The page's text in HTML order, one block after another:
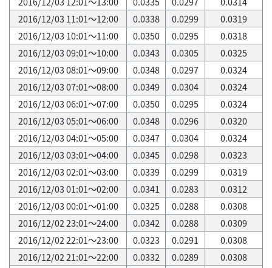
2016/12/03 11:01～12:00
0.0338 0.0299
0.0319
2016/12/03 10:01～11:00
0.0350 0.0295
0.0318
2016/12/03 09:01～10:00
0.0343 0.0305
0.0325
2016/12/03 08:01～09:00
0.0348 0.0297
0.0324
2016/12/03 07:01～08:00
0.0349 0.0304
0.0324
2016/12/03 06:01～07:00
0.0350 0.0295
0.0324
2016/12/03 05:01～06:00
0.0348 0.0296
0.0320
2016/12/03 04:01～05:00
0.0347 0.0304
0.0324
2016/12/03 03:01～04:00
0.0345 0.0298
0.0323
2016/12/03 02:01～03:00
0.0339 0.0299
0.0319
2016/12/03 01:01～02:00
0.0341 0.0283
0.0312
2016/12/03 00:01～01:00
0.0325 0.0288
0.0308
2016/12/02 23:01～24:00
0.0342 0.0288
0.0309
2016/12/02 22:01～23:00
0.0323 0.0291
0.0308
2016/12/02 21:01～22:00
0.0332 0.0289
0.0308